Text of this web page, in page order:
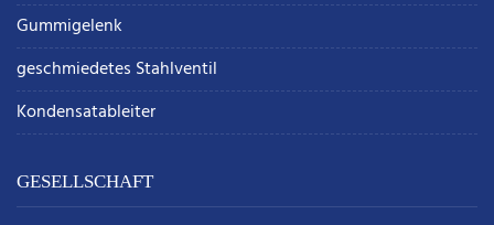
Gummigelenk
geschmiedetes Stahlventil
Kondensatableiter
GESELLSCHAFT